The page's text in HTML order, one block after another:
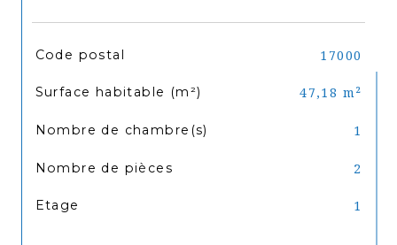
TRAD_SIROCCO_Caracteristique
Code postal 17000
Surface habitable (m²) 47,18 m²
Nombre de chambre(s) 1
Nombre de pièces 2
Etage 1